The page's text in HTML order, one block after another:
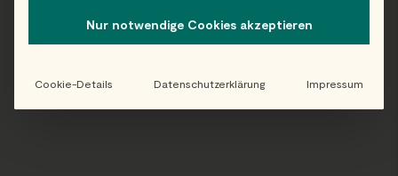
Folge uns auf Instagram!
Nur notwendige Cookies akzeptieren
Cookie-Details Datenschutzerklärung Impressum